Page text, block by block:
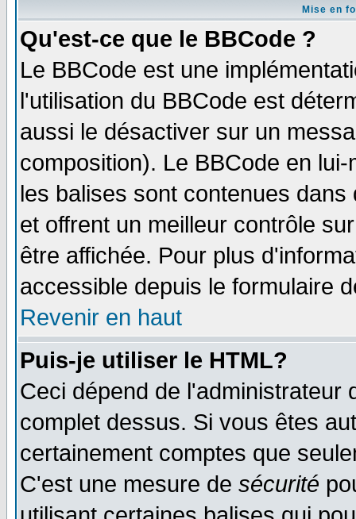
Mise en
Qu'est-ce que le BBCode ?
Le BBCode est une
l'utilisation du BBCode est
aussi le désactiver sur un
composition). Le BBCode en
les balises sont contenues
et offrent un meilleur contrôle
être affichée. Pour plus
accessible depuis le formulaire
Revenir en haut
Puis-je utiliser le HTML?
Ceci dépend de l'administrateur
complet dessus. Si vous êtes
certainement comptes que
C'est une mesure de sécurité